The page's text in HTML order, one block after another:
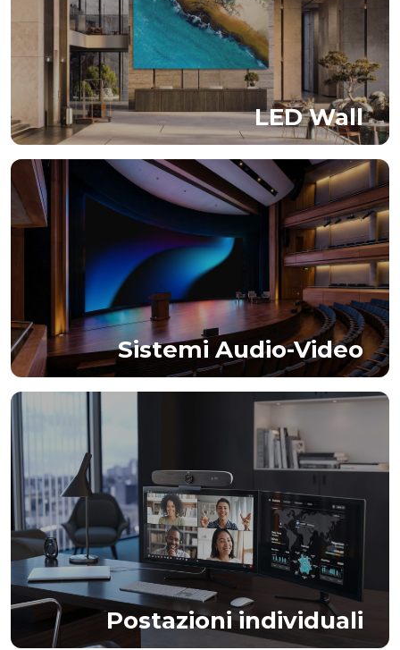
LED Wall
Sistemi Audio-Video
Postazioni individuali